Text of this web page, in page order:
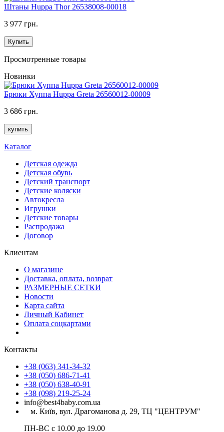
Штаны Huppa Thor 26538008-00018
3 977 грн.
Купить
Просмотренные товары
Новинки
Брюки Хуппа Huppa Greta 26560012-00009
3 686 грн.
купить
Каталог
Детская одежда
Детская обувь
Детский транспорт
Детские коляски
Автокресла
Игрушки
Детские товары
Распродажа
Договор
Клиентам
О магазине
Доставка, оплата, возврат
РАЗМЕРНЫЕ СЕТКИ
Новости
Карта сайта
Личный Кабинет
Оплата соцкартами
Контакты
+38 (063) 341-34-32
+38 (050) 686-71-41
+38 (050) 638-40-91
+38 (098) 219-25-24
info@best4baby.com.ua
м. Київ, вул. Драгоманова д. 29, ТЦ "ЦЕНТРУМ"
ПН-ВС с 10.00 до 19.00